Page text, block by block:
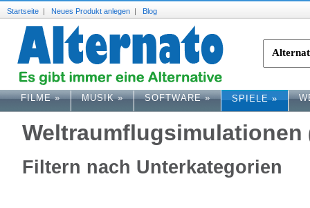
Startseite | Neues Produkt anlegen | Blog
FILME» MUSIK» SOFTWARE» SPIELE»
Weltraumflugsimulationen
Filtern nach Unterkategorien